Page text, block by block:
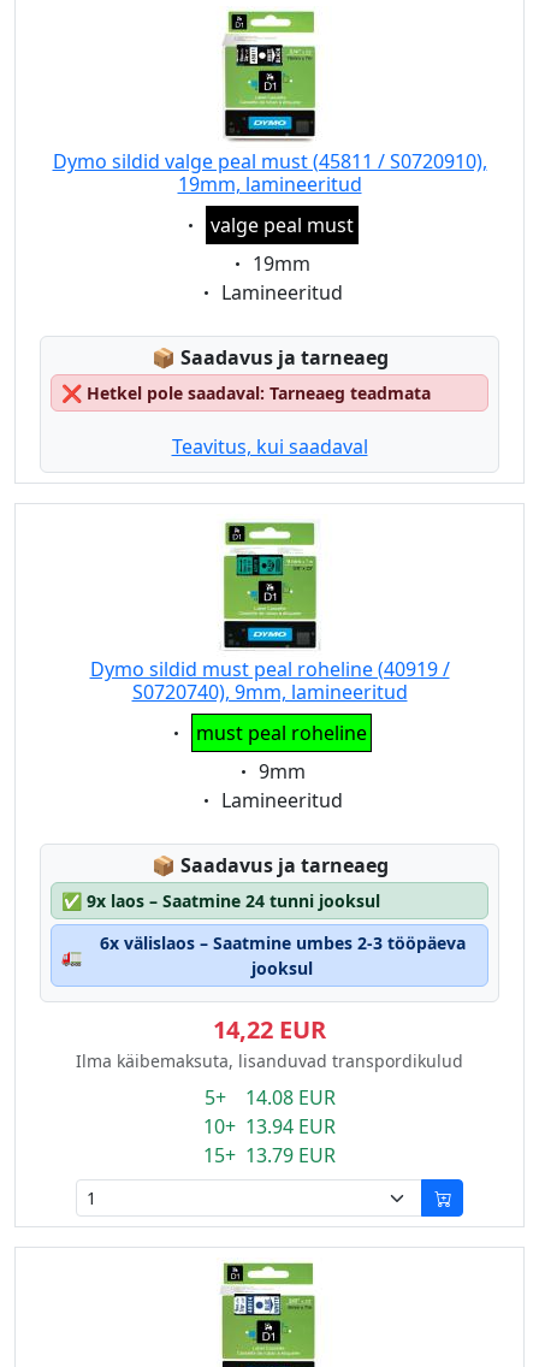
Dymo sildid valge peal must (45811 / S0720910),
19mm, lamineeritud
Eigenschaft:
valge peal must
Eigenschaft:
19mm
Eigenschaft:
Lamineeritud
📦 Lagerstatus:
Saadavus ja tarneaeg
❌ Hetkel pole saadaval: Tarneaeg teadmata
Teavitus, kui saadaval
Dymo sildid must peal roheline (40919 /
S0720740), 9mm, lamineeritud
Eigenschaft:
must peal roheline
Eigenschaft:
9mm
Eigenschaft:
Lamineeritud
📦 Lagerstatus:
Saadavus ja tarneaeg
✅ 9x laos – Saatmine 24 tunni jooksul
🚛
6x välislaos – Saatmine umbes 2-3 tööpäeva
jooksul
14,22 EUR
Ilma käibemaksuta, lisanduvad transpordikulud
5+ 14.08 EUR
10+ 13.94 EUR
15+ 13.79 EUR